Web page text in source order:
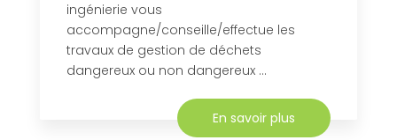
ingénierie vous
accompagne/conseille/effectue les
travaux de gestion de déchets
dangereux ou non dangereux ...
En savoir plus